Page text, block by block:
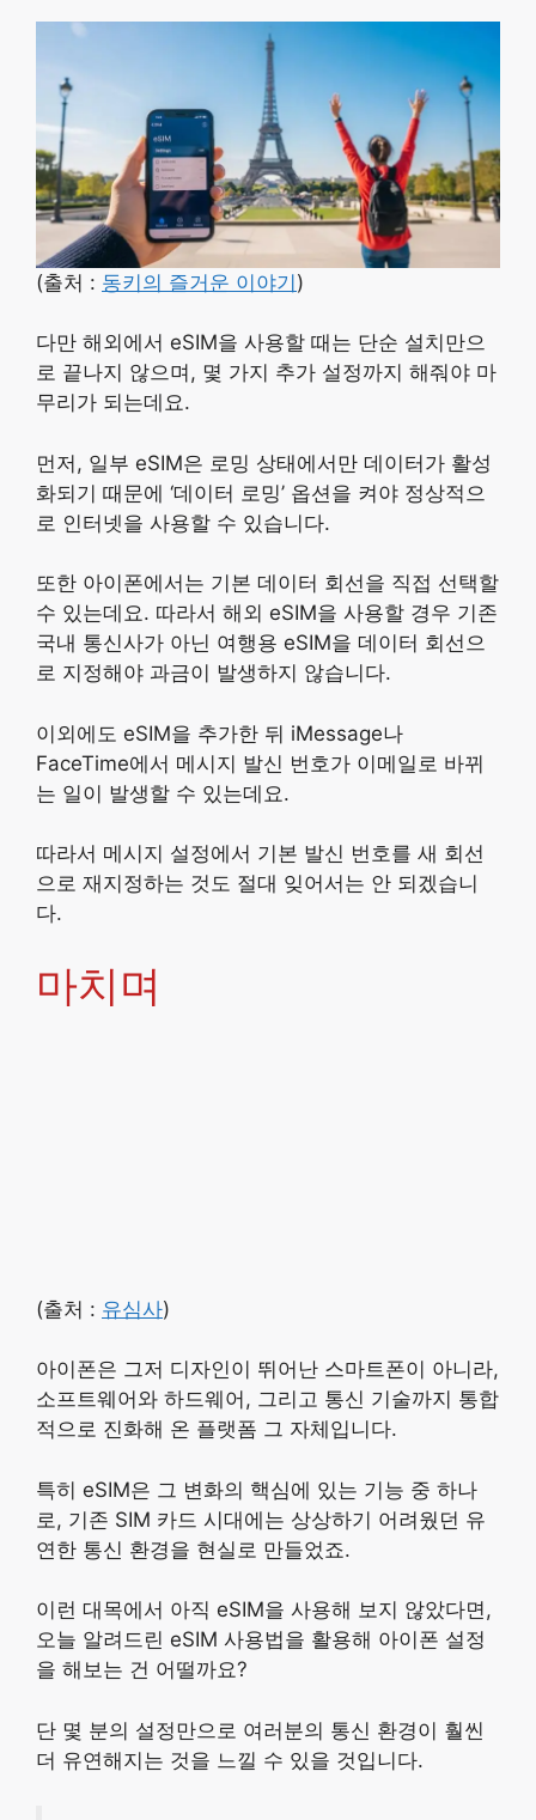
(출처 : 동키의 즐거운 이야기)
다만 해외에서 eSIM을 사용할 때는 단순 설치만으
로 끝나지 않으며, 몇 가지 추가 설정까지 해줘야 마
무리가 되는데요.
먼저, 일부 eSIM은 로밍 상태에서만 데이터가 활성
화되기 때문에 ‘데이터 로밍’ 옵션을 켜야 정상적으
로 인터넷을 사용할 수 있습니다.
또한 아이폰에서는 기본 데이터 회선을 직접 선택할
수 있는데요. 따라서 해외 eSIM을 사용할 경우 기존
국내 통신사가 아닌 여행용 eSIM을 데이터 회선으
로 지정해야 과금이 발생하지 않습니다.
이외에도 eSIM을 추가한 뒤 iMessage나
FaceTime에서 메시지 발신 번호가 이메일로 바뀌
는 일이 발생할 수 있는데요.
따라서 메시지 설정에서 기본 발신 번호를 새 회선
으로 재지정하는 것도 절대 잊어서는 안 되겠습니
다.
마치며
(출처 : 유심사)
아이폰은 그저 디자인이 뛰어난 스마트폰이 아니라,
소프트웨어와 하드웨어, 그리고 통신 기술까지 통합
적으로 진화해 온 플랫폼 그 자체입니다.
특히 eSIM은 그 변화의 핵심에 있는 기능 중 하나
로, 기존 SIM 카드 시대에는 상상하기 어려웠던 유
연한 통신 환경을 현실로 만들었죠.
이런 대목에서 아직 eSIM을 사용해 보지 않았다면,
오늘 알려드린 eSIM 사용법을 활용해 아이폰 설정
을 해보는 건 어떨까요?
단 몇 분의 설정만으로 여러분의 통신 환경이 훨씬
더 유연해지는 것을 느낄 수 있을 것입니다.